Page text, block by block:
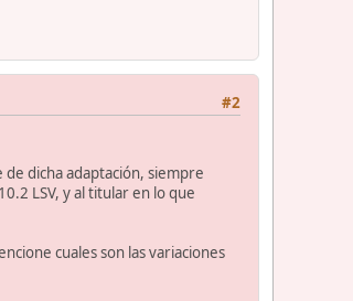
#2
dicha adaptación, siempre
LSV, y al titular en lo que
cuales son las variaciones